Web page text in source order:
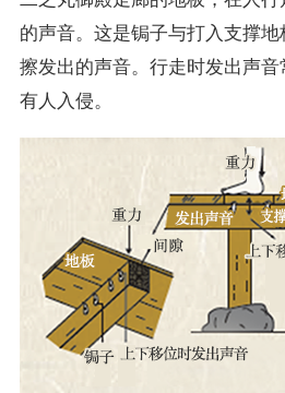
的声音。这是锔子与打入支撑
擦发出的声音。行走时发出声
有人入侵。